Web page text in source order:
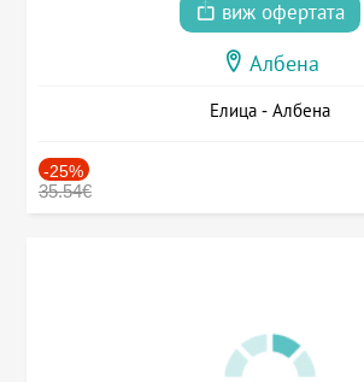
виж офертата
Албена
Елица - Албена
-25%
35.54€